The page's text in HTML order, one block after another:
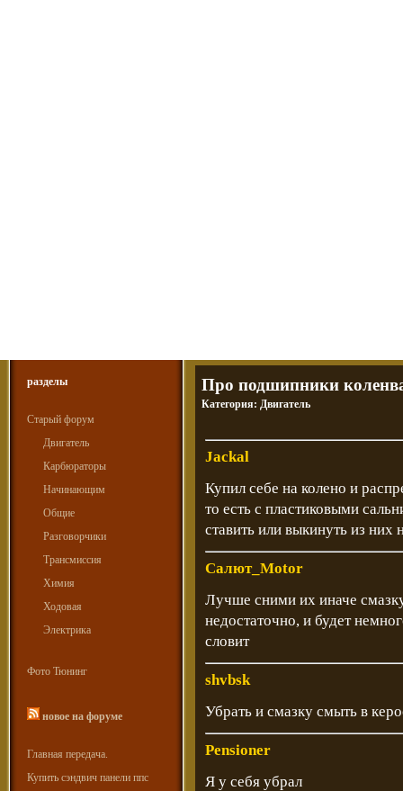
разделы
Старый форум
Двигатель
Карбюраторы
Начинающим
Общие
Разговорчики
Трансмиссия
Химия
Ходовая
Электрика
Фото Тюнинг
новое на форуме
Главная передача.
Купить сэндвич панели ппс
Про подшипники
Категория: Двигатель
Jackal
Купил себе на колено и
то есть с пластиковыми
ставить или выкинуть из них
Салют_Motor
Лучше сними их иначе
недостаточно, и будет
словит
shvbsk
Убрать и смазку смыть в
Pensioner
Я у себя убрал